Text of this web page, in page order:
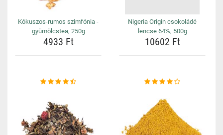
Kókuszos-rumos szimfónia -
gyümölcstea, 250g
4933 Ft
Nigeria Origin csokoládé
lencse 64%, 500g
10602 Ft